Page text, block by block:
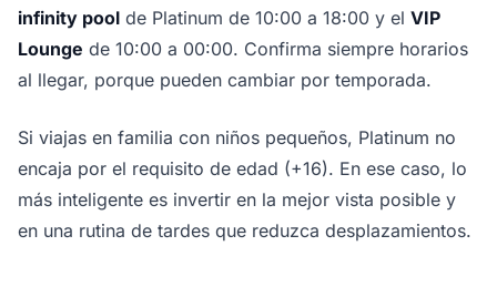
infinity pool de Platinum de 10:00 a 18:00 y el VIP
Lounge de 10:00 a 00:00. Confirma siempre horarios
al llegar, porque pueden cambiar por temporada.
Si viajas en familia con niños pequeños, Platinum no
encaja por el requisito de edad (+16). En ese caso, lo
más inteligente es invertir en la mejor vista posible y
en una rutina de tardes que reduzca desplazamientos.